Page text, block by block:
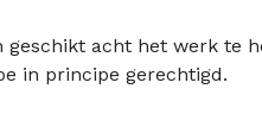
geschikt acht het werk te
in principe gerechtigd.